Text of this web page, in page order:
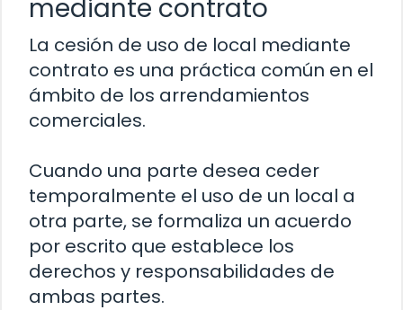
mediante contrato
La cesión de uso de local mediante
contrato es una práctica común en el
ámbito de los arrendamientos
comerciales.
Cuando una parte desea ceder
temporalmente el uso de un local a
otra parte, se formaliza un acuerdo
por escrito que establece los
derechos y responsabilidades de
ambas partes.